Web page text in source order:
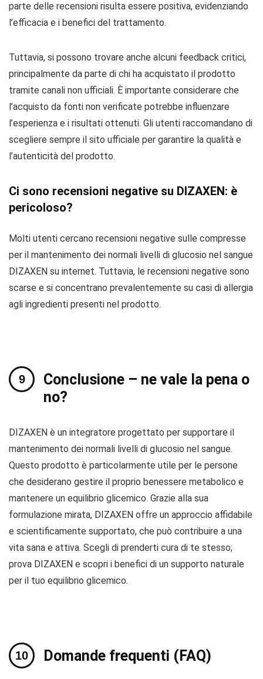
parte delle recensioni risulta essere positiva, evidenziando
l’efficacia e i benefici del trattamento.
Tuttavia, si possono trovare anche alcuni feedback critici,
principalmente da parte di chi ha acquistato il prodotto
tramite canali non ufficiali. È importante considerare che
l’acquisto da fonti non verificate potrebbe influenzare
l’esperienza e i risultati ottenuti. Gli utenti raccomandano di
scegliere sempre il sito ufficiale per garantire la qualità e
l’autenticità del prodotto.
Ci sono recensioni negative su DIZAXEN: è
pericoloso?
Molti utenti cercano recensioni negative sulle compresse
per il mantenimento dei normali livelli di glucosio nel sangue
DIZAXEN su internet. Tuttavia, le recensioni negative sono
scarse e si concentrano prevalentemente su casi di allergia
agli ingredienti presenti nel prodotto.
Conclusione – ne vale la pena o
no?
DIZAXEN è un integratore progettato per supportare il
mantenimento dei normali livelli di glucosio nel sangue.
Questo prodotto è particolarmente utile per le persone
che desiderano gestire il proprio benessere metabolico e
mantenere un equilibrio glicemico. Grazie alla sua
formulazione mirata, DIZAXEN offre un approccio affidabile
e scientificamente supportato, che può contribuire a una
vita sana e attiva. Scegli di prenderti cura di te stesso;
prova DIZAXEN e scopri i benefici di un supporto naturale
per il tuo equilibrio glicemico.
Domande frequenti (FAQ)